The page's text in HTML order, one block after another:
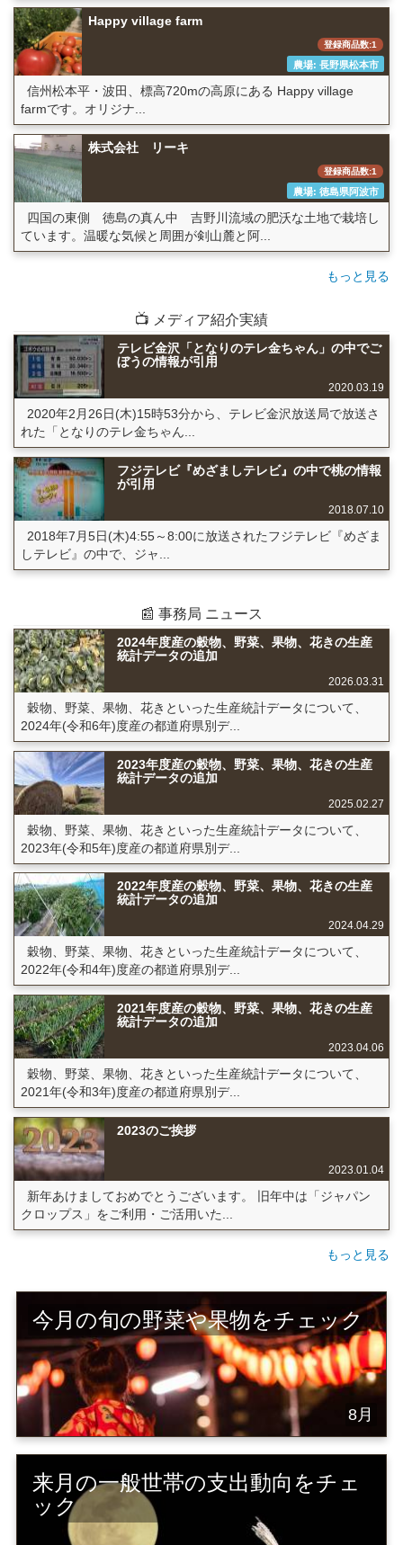
Happy village farm
登録商品数:1
農場: 長野県松本市
信州松本平・波田、標高720mの高原にある Happy village
farmです。オリジナ...
株式会社 リーキ
登録商品数:1
農場: 徳島県阿波市
四国の東側 徳島の真ん中 吉野川流域の肥沃な土地で栽培し
ています。温暖な気候と周囲が剣山麓と阿...
もっと見る
📺 メディア紹介実績
テレビ金沢「となりのテレ金ちゃん」の中でご
ぼうの情報が引用
2020.03.19
2020年2月26日(木)15時53分から、テレビ金沢放送局で放送さ
れた「となりのテレ金ちゃん...
フジテレビ『めざましテレビ』の中で桃の情報
が引用
2018.07.10
2018年7月5日(木)4:55～8:00に放送されたフジテレビ『めざま
しテレビ』の中で、ジャ...
📰 事務局 ニュース
2024年度産の穀物、野菜、果物、花きの生産
統計データの追加
2026.03.31
穀物、野菜、果物、花きといった生産統計データについて、
2024年(令和6年)度産の都道府県別デ...
2023年度産の穀物、野菜、果物、花きの生産
統計データの追加
2025.02.27
穀物、野菜、果物、花きといった生産統計データについて、
2023年(令和5年)度産の都道府県別デ...
2022年度産の穀物、野菜、果物、花きの生産
統計データの追加
2024.04.29
穀物、野菜、果物、花きといった生産統計データについて、
2022年(令和4年)度産の都道府県別デ...
2021年度産の穀物、野菜、果物、花きの生産
統計データの追加
2023.04.06
穀物、野菜、果物、花きといった生産統計データについて、
2021年(令和3年)度産の都道府県別デ...
2023のご挨拶
2023.01.04
新年あけましておめでとうございます。 旧年中は「ジャパン
クロップス」をご利用・ご活用いた...
もっと見る
今月の旬の野菜や果物をチェック
8月
来月の一般世帯の支出動向をチェ
ック